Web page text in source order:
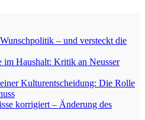
– und versteckt die
Haushalt: Kritik an Neusser
Kulturentscheidung: Die Rolle
korrigiert – Änderung des